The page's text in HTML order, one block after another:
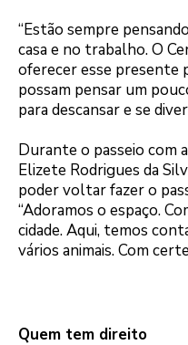
“Estão sempre
casa e no trabalho. O
oferecer esse presente
possam pensar um
para descansar e se
Durante o passeio com
Elizete Rodrigues da
poder voltar fazer o
“Adoramos o espaço.
cidade. Aqui, temos
vários animais. Com
Quem tem direito